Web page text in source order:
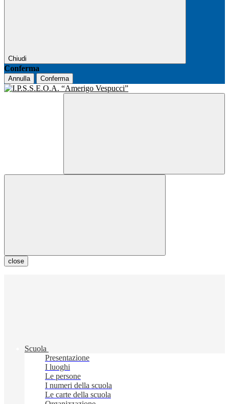
Chiudi
Conferma
Annulla Conferma
close
Scuola
Presentazione
I luoghi
Le persone
I numeri della scuola
Le carte della scuola